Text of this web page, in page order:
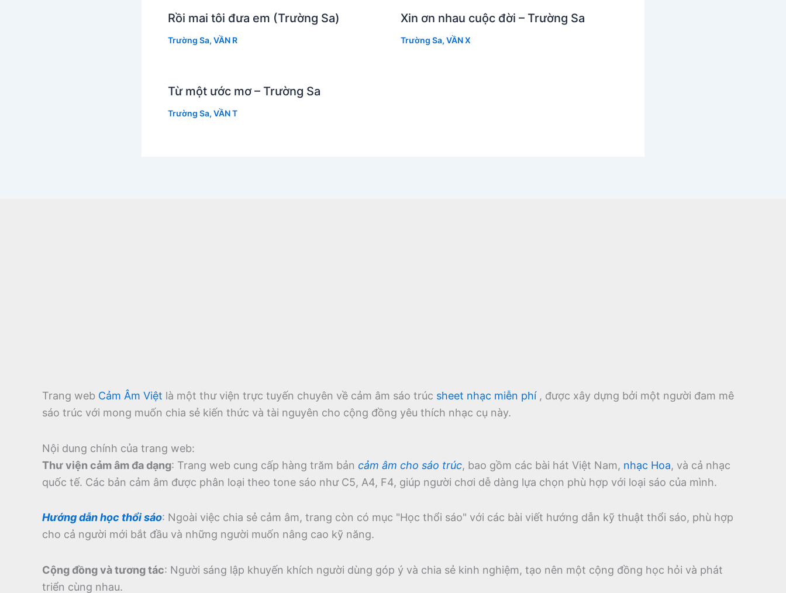
Rồi mai tôi đưa em (Trường Sa)
Trường Sa, VẦN R
Xin ơn nhau cuộc đời – Trường Sa
Trường Sa, VẦN X
Từ một ước mơ – Trường Sa
Trường Sa, VẦN T
Trang web Cảm Âm Việt là một thư viện trực tuyến chuyên về cảm âm sáo trúc sheet nhạc miễn phí , được xây dựng bởi một người đam mê
sáo trúc với mong muốn chia sẻ kiến thức và tài nguyên cho cộng đồng yêu thích nhạc cụ này.
Nội dung chính của trang web:
Thư viện cảm âm đa dạng: Trang web cung cấp hàng trăm bản cảm âm cho sáo trúc, bao gồm các bài hát Việt Nam, nhạc Hoa, và cả nhạc
quốc tế. Các bản cảm âm được phân loại theo tone sáo như C5, A4, F4, giúp người chơi dễ dàng lựa chọn phù hợp với loại sáo của mình.
Hướng dẫn học thổi sáo: Ngoài việc chia sẻ cảm âm, trang còn có mục "Học thổi sáo" với các bài viết hướng dẫn kỹ thuật thổi sáo, phù hợp
cho cả người mới bắt đầu và những người muốn nâng cao kỹ năng.
Cộng đồng và tương tác: Người sáng lập khuyến khích người dùng góp ý và chia sẻ kinh nghiệm, tạo nên một cộng đồng học hỏi và phát
triển cùng nhau.